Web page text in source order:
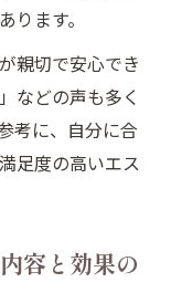
ります。
親切で安心でき
などの声も多く
考に、自分に合
足度の高いエス
容と効果の